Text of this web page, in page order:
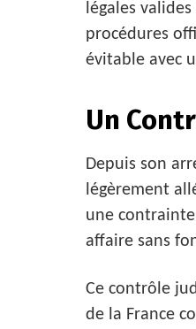
légales
procédures
évitable avec
Un
Depuis son
légèrement
une
affaire sans
Ce contrôle
de la France